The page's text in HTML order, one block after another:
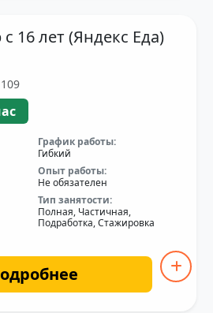
16 лет (Яндекс Еда)
График работы:
Гибкий
Опыт работы:
Не обязателен
Тип занятости:
Полная, Частичная,
Подработка, Стажировка